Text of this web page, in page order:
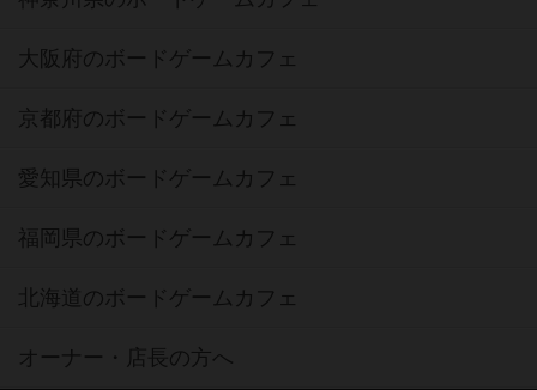
大阪府のボードゲームカフェ
京都府のボードゲームカフェ
愛知県のボードゲームカフェ
福岡県のボードゲームカフェ
北海道のボードゲームカフェ
オーナー・店長の方へ